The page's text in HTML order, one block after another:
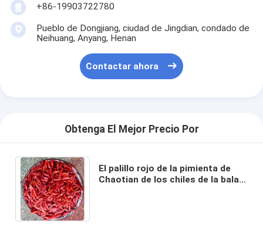
+86-19903722780
Pueblo de Dongjiang, ciudad de Jingdian, condado de
Neihuang, Anyang, Henan
Contactar ahora
Obtenga El Mejor Precio Por
El palillo rojo de la pimienta de
Chaotian de los chiles de la bala